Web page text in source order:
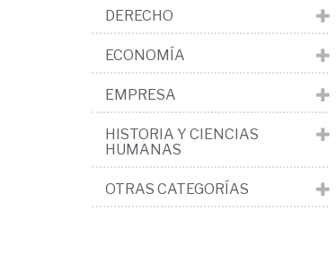
DERECHO
ECONOMÍA
EMPRESA
HISTORIA Y CIENCIAS
HUMANAS
OTRAS CATEGORÍAS